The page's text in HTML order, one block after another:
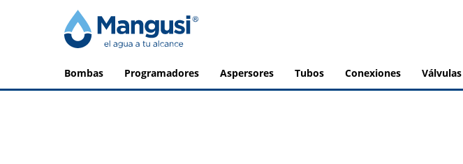
bombas programadores aspersores tubos conexiones válvulas